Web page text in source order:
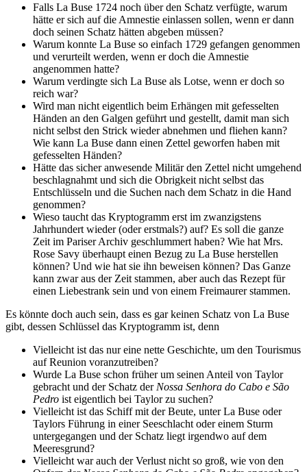
Falls La Buse 1724 noch über den Schatz verfügte, warum
hätte er sich auf die Amnestie einlassen sollen, wenn er dann
doch seinen Schatz hätten abgeben müssen?
Warum konnte La Buse so einfach 1729 gefangen genommen
und verurteilt werden, wenn er doch die Amnestie
angenommen hatte?
Warum verdingte sich La Buse als Lotse, wenn er doch so
reich war?
Wird man nicht eigentlich beim Erhängen mit gefesselten
Händen an den Galgen geführt und gestellt, damit man sich
nicht selbst den Strick wieder abnehmen und fliehen kann?
Wie kann La Buse dann einen Zettel geworfen haben mit
gefesselten Händen?
Hätte das sicher anwesende Militär den Zettel nicht umgehend
beschlagnahmt und sich die Obrigkeit nicht selbst das
Entschlüsseln und die Suchen nach dem Schatz in die Hand
genommen?
Wieso taucht das Kryptogramm erst im zwanzigstens
Jahrhundert wieder (oder erstmals?) auf? Es soll die ganze
Zeit im Pariser Archiv geschlummert haben? Wie hat Mrs.
Rose Savy überhaupt einen Bezug zu La Buse herstellen
können? Und wie hat sie ihn beweisen können? Das Ganze
kann zwar aus der Zeit stammen, aber auch das Rezept für
einen Liebestrank sein und von einem Freimaurer stammen.
Es könnte doch auch sein, dass es gar keinen Schatz von La Buse
gibt, dessen Schlüssel das Kryptogramm ist, denn
Vielleicht ist das nur eine nette Geschichte, um den Tourismus
auf Reunion voranzutreiben?
Wurde La Buse schon früher um seinen Anteil von Taylor
gebracht und der Schatz der Nossa Senhora do Cabo e São
Pedro ist eigentlich bei Taylor zu suchen?
Vielleicht ist das Schiff mit der Beute, unter La Buse oder
Taylors Führung in einer Seeschlacht oder einem Sturm
untergegangen und der Schatz liegt irgendwo auf dem
Meeresgrund?
Vielleicht war auch der Verlust nicht so groß, wie von den